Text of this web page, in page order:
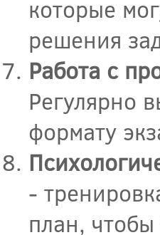
которые
решения
Работа с
Регулярно
формату
-
план,